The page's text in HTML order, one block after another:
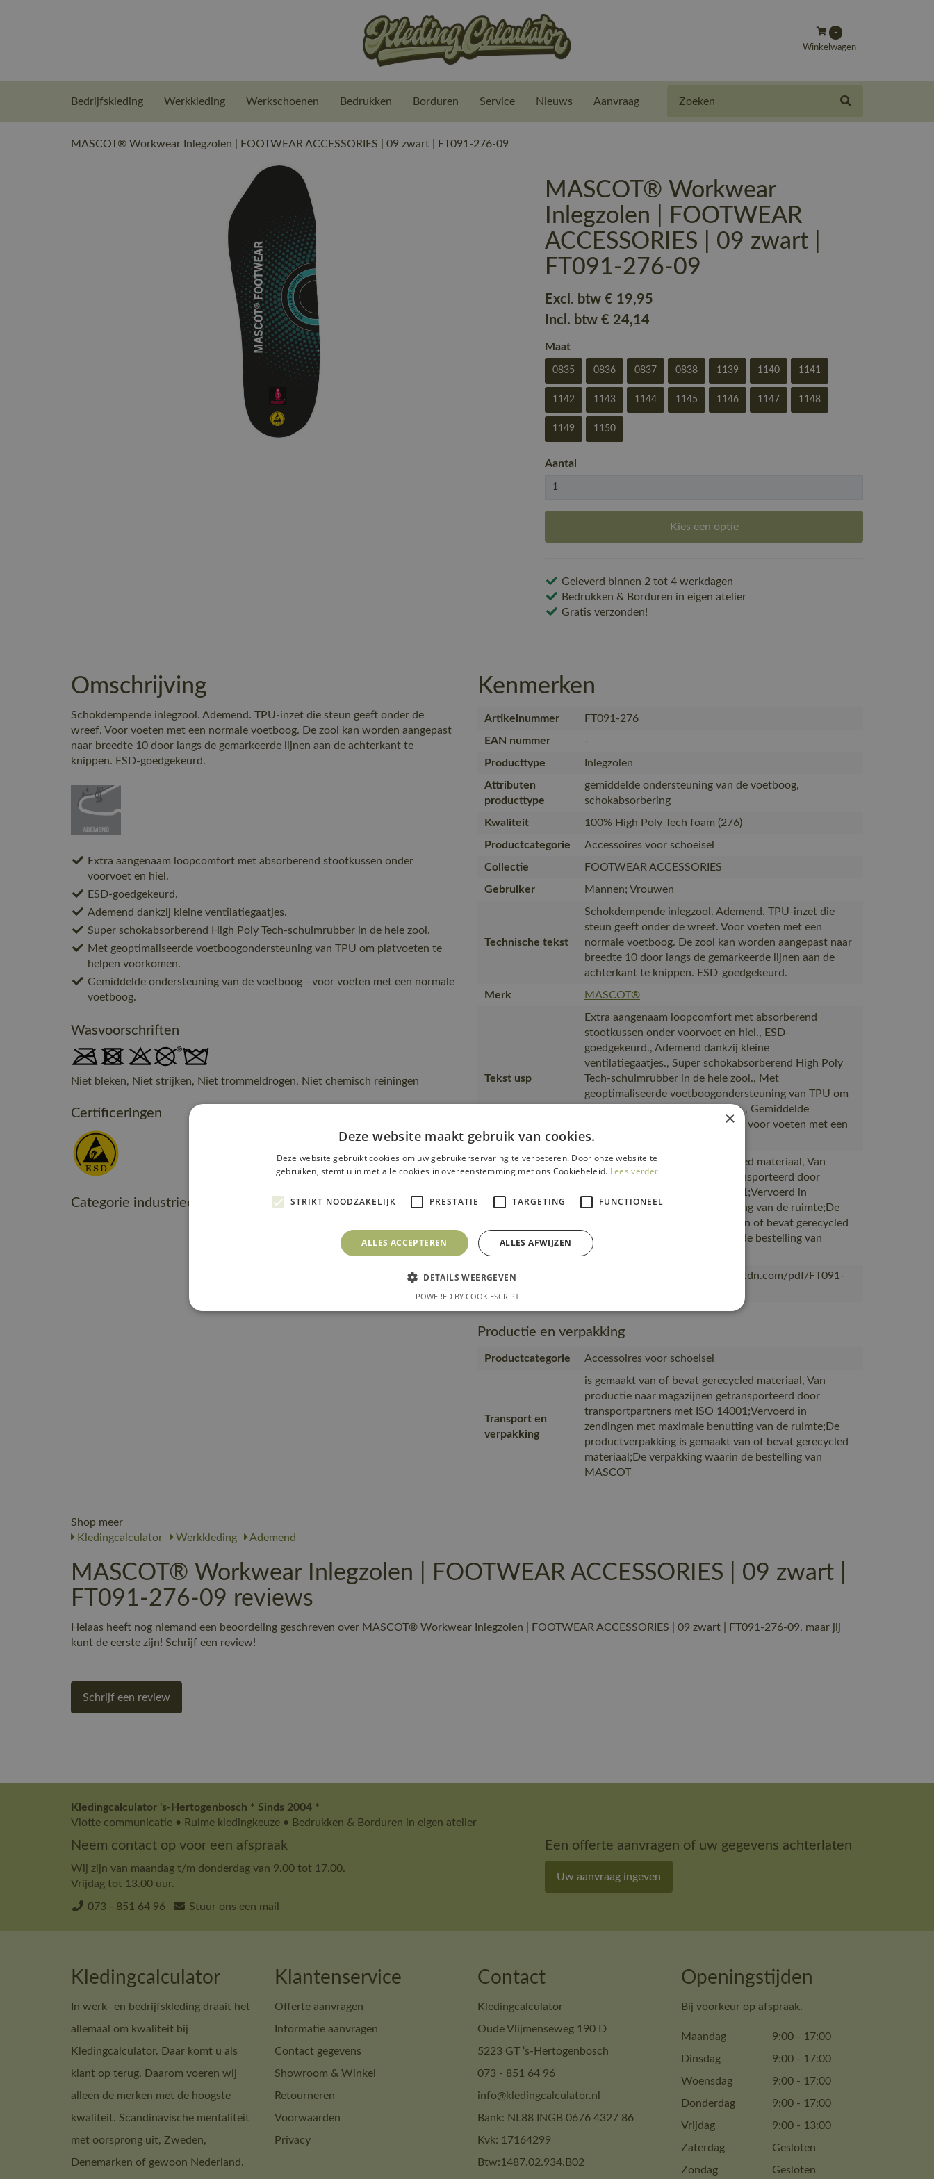
-
Winkelwagen
Bedrijfskleding Werkkleding Werkschoenen Bedrukken Borduren Service Nieuws Aanvraag
MASCOT® Workwear Inlegzolen | FOOTWEAR ACCESSORIES | 09 zwart | FT091-276-09
MASCOT® Workwear
Inlegzolen | FOOTWEAR
ACCESSORIES | 09 zwart |
FT091-276-09
Excl. btw€ 19,95
Incl. btw€ 24,14
Maat
0835 0836 0837 0838 1139 1140 1141
1142 1143 1144 1145 1146 1147 1148
1149 1150
Aantal
Kies een optie
Geleverd binnen 2 tot 4 werkdagen
Bedrukken & Borduren in eigen atelier
Gratis verzonden!
Omschrijving
Schokdempende inlegzool. Ademend. TPU-inzet die steun geeft onder de
wreef. Voor voeten met een normale voetboog. De zool kan worden aangepast
naar breedte 10 door langs de gemarkeerde lijnen aan de achterkant te
knippen. ESD-goedgekeurd.
Extra aangenaam loopcomfort met absorberend stootkussen onder
voorvoet en hiel.
ESD-goedgekeurd.
Ademend dankzij kleine ventilatiegaatjes.
Super schokabsorberend High Poly Tech-schuimrubber in de hele zool.
Met geoptimaliseerde voetboogondersteuning van TPU om platvoeten te
helpen voorkomen.
Gemiddelde ondersteuning van de voetboog - voor voeten met een normale
voetboog.
Wasvoorschriften
Niet bleken, Niet strijken, Niet trommeldrogen, Niet chemisch reiningen
Certificeringen
Categorie industrieel onderhoud
Kenmerken
Artikelnummer
FT091-276
EAN nummer
-
Producttype
Inlegzolen
Attributen
producttype
gemiddelde ondersteuning van de voetboog,
schokabsorbering
Kwaliteit
100% High Poly Tech foam (276)
Productcategorie
Accessoires voor schoeisel
Collectie
FOOTWEAR ACCESSORIES
Gebruiker
Mannen; Vrouwen
Technische tekst
Schokdempende inlegzool. Ademend. TPU-inzet die
steun geeft onder de wreef. Voor voeten met een
normale voetboog. De zool kan worden aangepast naar
breedte 10 door langs de gemarkeerde lijnen aan de
achterkant te knippen. ESD-goedgekeurd.
Merk
MASCOT®
Tekst usp
Extra aangenaam loopcomfort met absorberend
stootkussen onder voorvoet en hiel., ESD-
goedgekeurd., Ademend dankzij kleine
ventilatiegaatjes., Super schokabsorberend High Poly
Tech-schuimrubber in de hele zool., Met
geoptimaliseerde voetboogondersteuning van TPU om
platvoeten te helpen voorkomen., Gemiddelde
ondersteuning van de voetboog - voor voeten met een
normale voetboog.
Transport en
is gemaakt van of bevat gerecycled materiaal, Van
productie naar magazijnen getransporteerd door
transportpartners met ISO 14001;Vervoerd in
zendingen met maximale benutting van de ruimte;De
productverpakking is gemaakt van of bevat gerecycled
materiaal;De verpakking waarin de bestelling van
MASCOT
Url product pdf
https://mascotsitecore-1ccb8.kxcdn.com/pdf/FT091-
Productie en verpakking
Productcategorie Accessoires voor schoeisel
Transport en
verpakking
is gemaakt van of bevat gerecycled materiaal, Van
productie naar magazijnen getransporteerd door
transportpartners met ISO 14001;Vervoerd in
zendingen met maximale benutting van de ruimte;De
productverpakking is gemaakt van of bevat gerecycled
materiaal;De verpakking waarin de bestelling van
MASCOT
Shop meer
Kledingcalculator
Werkkleding Ademend
MASCOT® Workwear Inlegzolen | FOOTWEAR ACCESSORIES | 09 zwart |
FT091-276-09 reviews
Helaas heeft nog niemand een beoordeling geschreven over MASCOT® Workwear Inlegzolen | FOOTWEAR ACCESSORIES | 09 zwart | FT091-276-09, maar jij
kunt de eerste zijn! Schrijf een review!
Schrijf een review
Kledingcalculator 's-Hertogenbosch * Sinds 2004 *
Vlotte communicatie • Ruime kledingkeuze • Bedrukken & Borduren in eigen atelier
Neem contact op voor een afspraak
Wij zijn van maandag t/m donderdag van 9.00 tot 17.00.
Vrijdag tot 13.00 uur.
073 - 851 64 96 Stuur ons een mail
Een offerte aanvragen of uw gegevens achterlaten
Uw aanvraag ingeven
Kledingcalculator
In werk- en bedrijfskleding draait het
allemaal om kwaliteit bij
Kledingcalculator. Daar komt u als
klant op terug. Daarom voeren wij
alleen de merken met de hoogste
kwaliteit. Scandinavische mentaliteit
met oorsprong uit, Zweden,
Denemarken of gewoon Nederland.
Klantenservice
Offerte aanvragen
Informatie aanvragen
Contact gegevens
Showroom & Winkel
Retourneren
Voorwaarden
Privacy
Contact
Kledingcalculator
Oude Vlijmenseweg 190 D
5223 GT ‘s-Hertogenbosch
073 - 851 64 96
info@kledingcalculator.nl
Bank: NL88 INGB 0676 4327 86
Kvk: 17164299
Btw:1487.02.934.B02
Openingstijden
Bij voorkeur op afspraak.
Maandag 9:00 - 17:00
Dinsdag
9:00 - 17:00
Woensdag
9:00 - 17:00
Donderdag
9:00 - 17:00
Vrijdag
9:00 - 13:00
Zaterdag
Gesloten
Zondag
Gesloten
×
Deze website maakt gebruik van cookies.
Deze website gebruikt cookies om uw gebruikerservaring te verbeteren. Door onze website te
gebruiken, stemt u in met alle cookies in overeenstemming met ons Cookiebeleid. Lees verder
STRIKT NOODZAKELIJK PRESTATIE TARGETING FUNCTIONEEL
ALLES ACCEPTEREN ALLES AFWIJZEN
DETAILS WEERGEVEN
POWERED BY COOKIESCRIPT